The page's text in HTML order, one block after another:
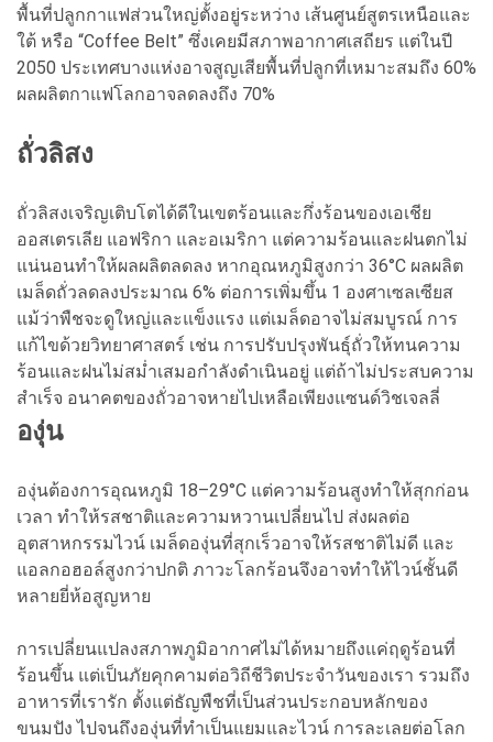
พื้นที่ปลูกกาแฟส่วนใหญ่ตั้งอยู่ระหว่าง เส้นศูนย์สูตรเหนือและ
ใต้ หรือ “Coffee Belt” ซึ่งเคยมีสภาพอากาศเสถียร แต่ในปี
2050 ประเทศบางแห่งอาจสูญเสียพื้นที่ปลูกที่เหมาะสมถึง 60%
ผลผลิตกาแฟโลกอาจลดลงถึง 70%
ถั่วลิสง
ถั่วลิสงเจริญเติบโตได้ดีในเขตร้อนและกึ่งร้อนของเอเชีย
ออสเตรเลีย แอฟริกา และอเมริกา แต่ความร้อนและฝนตกไม่
แน่นอนทำให้ผลผลิตลดลง หากอุณหภูมิสูงกว่า 36°C ผลผลิต
เมล็ดถั่วลดลงประมาณ 6% ต่อการเพิ่มขึ้น 1 องศาเซลเซียส
แม้ว่าพืชจะดูใหญ่และแข็งแรง แต่เมล็ดอาจไม่สมบูรณ์ การ
แก้ไขด้วยวิทยาศาสตร์ เช่น การปรับปรุงพันธุ์ถั่วให้ทนความ
ร้อนและฝนไม่สม่ำเสมอกำลังดำเนินอยู่ แต่ถ้าไม่ประสบความ
สำเร็จ อนาคตของถั่วอาจหายไปเหลือเพียงแซนด์วิชเจลลี่
องุ่น
องุ่นต้องการอุณหภูมิ 18–29°C แต่ความร้อนสูงทำให้สุกก่อน
เวลา ทำให้รสชาติและความหวานเปลี่ยนไป ส่งผลต่อ
อุตสาหกรรมไวน์ เมล็ดองุ่นที่สุกเร็วอาจให้รสชาติไม่ดี และ
แอลกอฮอล์สูงกว่าปกติ ภาวะโลกร้อนจึงอาจทำให้ไวน์ชั้นดี
หลายยี่ห้อสูญหาย
การเปลี่ยนแปลงสภาพภูมิอากาศไม่ได้หมายถึงแค่ฤดูร้อนที่
ร้อนขึ้น แต่เป็นภัยคุกคามต่อวิถีชีวิตประจำวันของเรา รวมถึง
อาหารที่เรารัก ตั้งแต่ธัญพืชที่เป็นส่วนประกอบหลักของ
ขนมปัง ไปจนถึงองุ่นที่ทำเป็นแยมและไวน์ การละเลยต่อโลก